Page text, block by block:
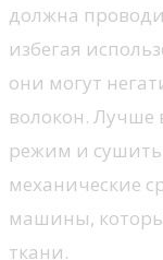
должна
избегая
они могут
волокон. Лучше
режим и сушить
механические
машины,
ткани.